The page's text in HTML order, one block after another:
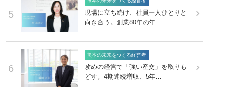
5
現場に立ち続け、社員一人ひとりと
向き合う。創業80年の年…
6
熊本の未来をつくる経営者
攻めの経営で「強い産交」を取りも
どす。4期連続増収、5年…